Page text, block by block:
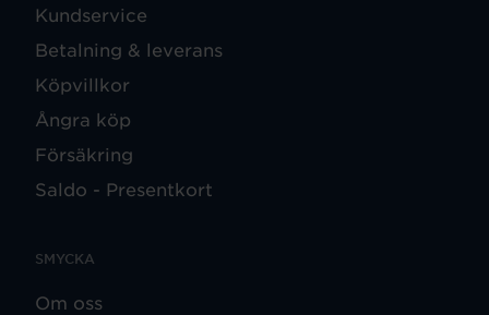
Kundservice
Betalning & leverans
Köpvillkor
Ångra köp
Försäkring
Saldo - Presentkort
SMYCKA
Om oss